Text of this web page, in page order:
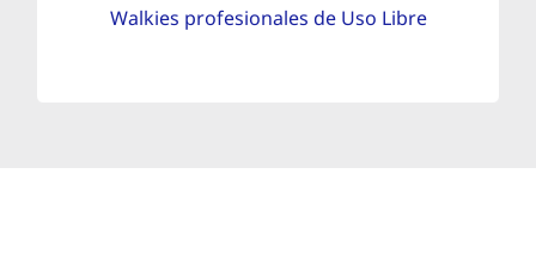
Walkies profesionales de Uso Libre